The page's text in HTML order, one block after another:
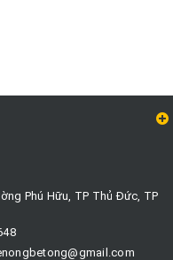
Phú Hữu, TP Thủ Đức, TP